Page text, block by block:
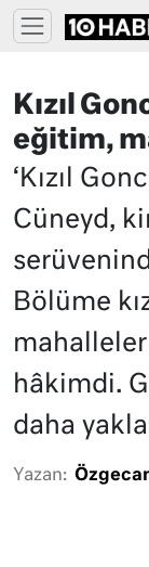
Kızıl
eğitim,
‘Kızıl
Cüneyd,
Bölüme
mahalleler
hâkimdi.
daha
Yazan: